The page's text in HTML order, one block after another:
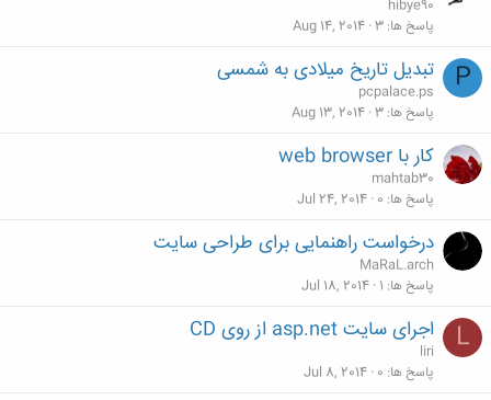
hibye90
پاسخ ها 3
Aug 14, 2014
P تبدیل تاریخ میلادی به شمسی
pcpalace.ps
پاسخ ها 3
Aug 13, 2014
کار با web browser
mahtab30
پاسخ ها 0
Jul 24, 2014
درخواست راهنمایی برای طراحی سایت
MaRaL.arch
پاسخ ها 1
Jul 18, 2014
L اجرای سایت asp.net از روی CD
liri
پاسخ ها 0
Jul 8, 2014